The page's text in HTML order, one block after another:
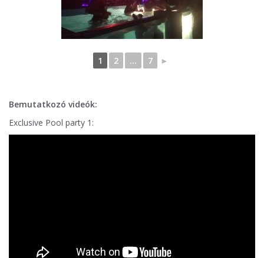
1 2 ... 7 ►
Bemutatkozó videók:
Exclusive Pool party 1: